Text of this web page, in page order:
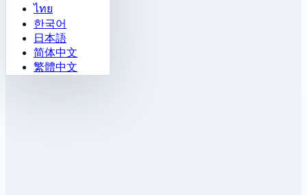
ไทย
한국어
日本語
简体中文
繁體中文